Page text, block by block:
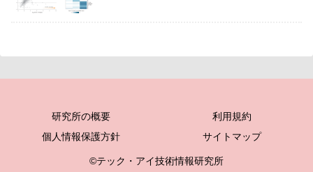
研究所の概要
利用規約
個人情報保護方針
サイトマップ
©テック・アイ技術情報研究所